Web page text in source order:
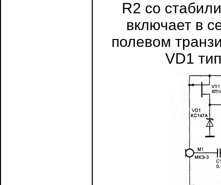
R2 со
включает в
полевом
VD1